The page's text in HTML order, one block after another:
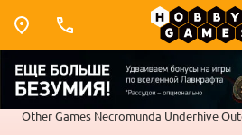
Other Games Necromunda Underhive